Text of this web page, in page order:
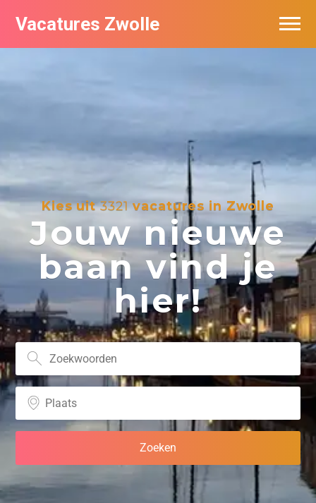
Vacatures Zwolle
Kies uit3321vacatures in Zwolle
Jouw nieuwe
baan vind je
hier!
Vacatures per bedrijf